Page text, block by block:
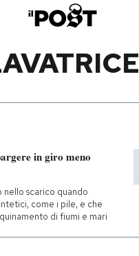
Consumismi
Ok Boomer!
Media
in giro meno
nello scarico quando
come i pile, e che
di fiumi e mari